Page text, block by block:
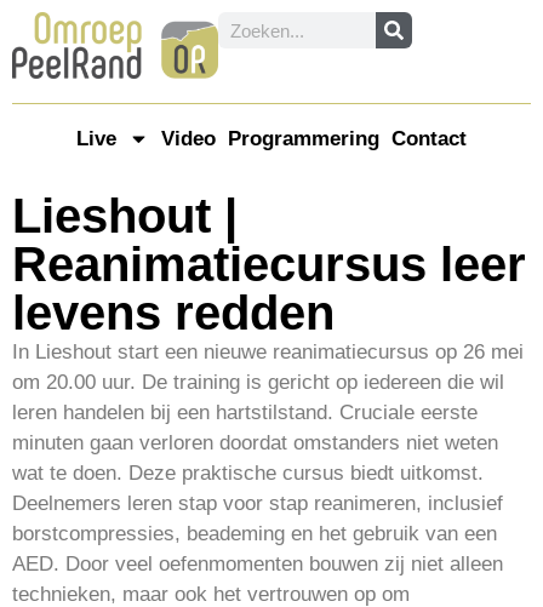
Live Video Programmering Contact
Lieshout |
Reanimatiecursus leer
levens redden
In Lieshout start een nieuwe reanimatiecursus op 26 mei
om 20.00 uur. De training is gericht op iedereen die wil
leren handelen bij een hartstilstand. Cruciale eerste
minuten gaan verloren doordat omstanders niet weten
wat te doen. Deze praktische cursus biedt uitkomst.
Deelnemers leren stap voor stap reanimeren, inclusief
borstcompressies, beademing en het gebruik van een
AED. Door veel oefenmomenten bouwen zij niet alleen
technieken, maar ook het vertrouwen op om